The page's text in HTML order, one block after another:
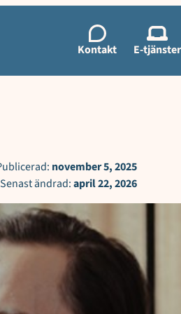
Kontakt E-tjänster
november 5, 2025
Senast ändrad:april 22, 2026